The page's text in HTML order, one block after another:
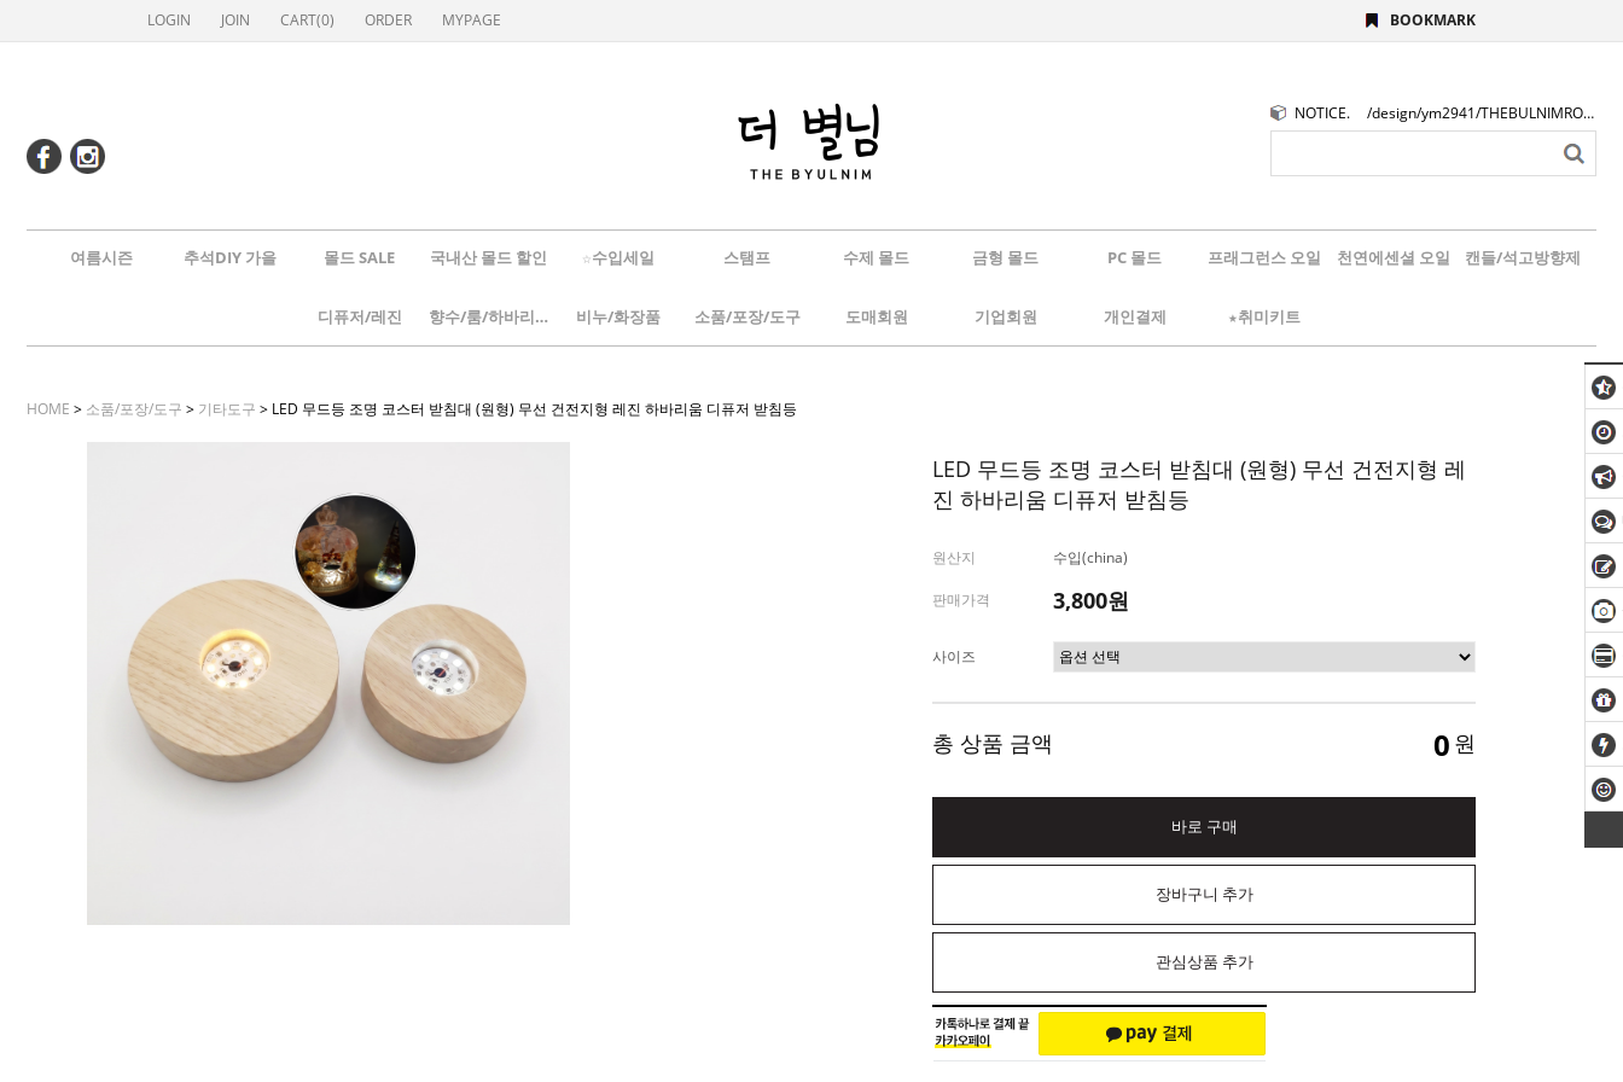
LOGIN JOIN CART(0) ORDER MYPAGE BOOKMARK
NOTICE. /design/ym2941/THEBULNIMROGO.png
여름시즌 추석DIY 가을 몰드 SALE 국내산 몰드 할인 ☆수입세일 스탬프 수제 몰드 금형 몰드 PC 몰드 프래그런스 오일 천연에센셜 오일 캔들/석고방향제
디퓨저/레진 향수/룸/하바리움 비누/화장품 소품/포장/도구 도매회원 기업회원 개인결제 ★취미키트
HOME > 소품/포장/도구 > 기타도구 > LED 무드등 조명 코스터 받침대 (원형) 무선 건전지형 레진 하바리움 디퓨저 받침등
LED 무드등 조명 코스터 받침대 (원형) 무선 건전지형 레
진 하바리움 디퓨저 받침등
원산지 수입(china)
판매가격 3,800원
사이즈
총 상품 금액 0 원
바로 구매
장바구니 추가
관심상품 추가